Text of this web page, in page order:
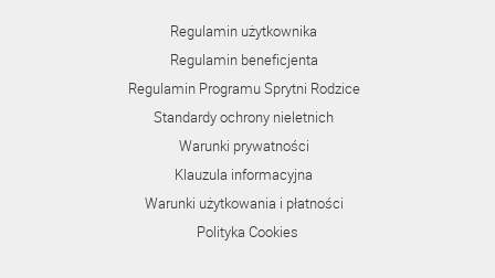
Regulamin użytkownika
Regulamin beneficjenta
Regulamin Programu Sprytni Rodzice
Standardy ochrony nieletnich
Warunki prywatności
Klauzula informacyjna
Warunki użytkowania i płatności
Polityka Cookies